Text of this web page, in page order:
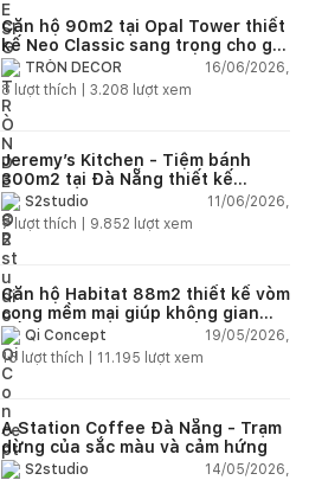
Căn hộ 90m2 tại Opal Tower thiết
kế Neo Classic sang trọng cho gia
đình trẻ
TRÒN DECOR
16/06/2026,
8 lượt thích | 3.208 lượt xem
Jeremy’s Kitchen - Tiệm bánh
300m2 tại Đà Nẵng thiết kế
phong cách công nghiệp hiện đại
ngập tràn ánh sáng tự nhiên
S2studio
11/06/2026,
7lượt thích | 9.852 lượt xem
Căn hộ Habitat 88m2 thiết kế vòm
cong mềm mại giúp không gian
sống hiện đại trở nên ấm áp hơn
Qi Concept
19/05/2026,
15 lượt thích | 11.195 lượt xem
A Station Coffee Đà Nẵng - Trạm
dừng của sắc màu và cảm hứng
S2studio
14/05/2026,